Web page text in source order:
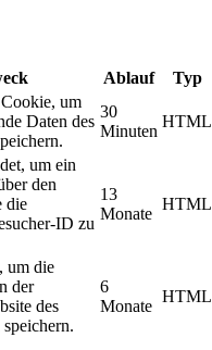
Ablauf Typ
um
Daten des
30
Minuten
HTML
um ein
den
die
ID zu
13
Monate
HTML
um die
der
des
6
Monate
HTML